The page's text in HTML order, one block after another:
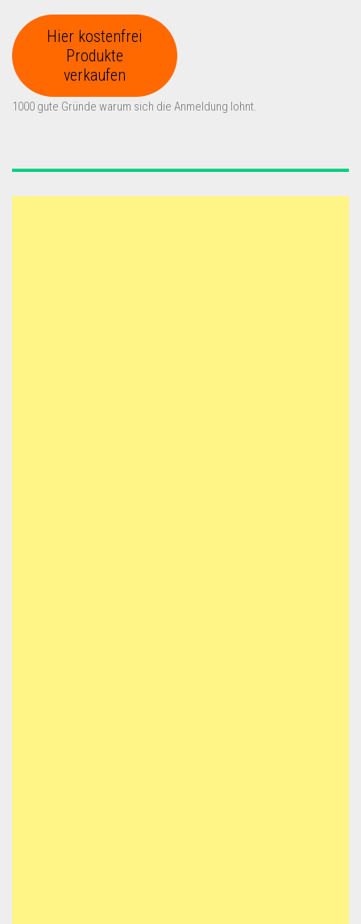
Hier kostenfrei
Produkte
verkaufen
1000 gute Gründe warum sich die Anmeldung lohnt.